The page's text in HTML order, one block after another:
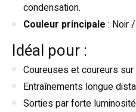
condensation.
Couleur principale : Noir
Idéal pour :
Coureuses et coureurs
Entraînements longue
Sorties par forte